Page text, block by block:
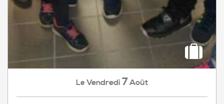
Le Vendredi 7Août